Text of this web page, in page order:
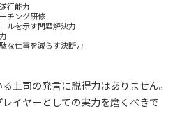
行能力
チング研修
ルを示す問題解決力
な仕事を減らす決断力
上司の発言に説得力はありません。
イヤーとしての実力を磨くべきで